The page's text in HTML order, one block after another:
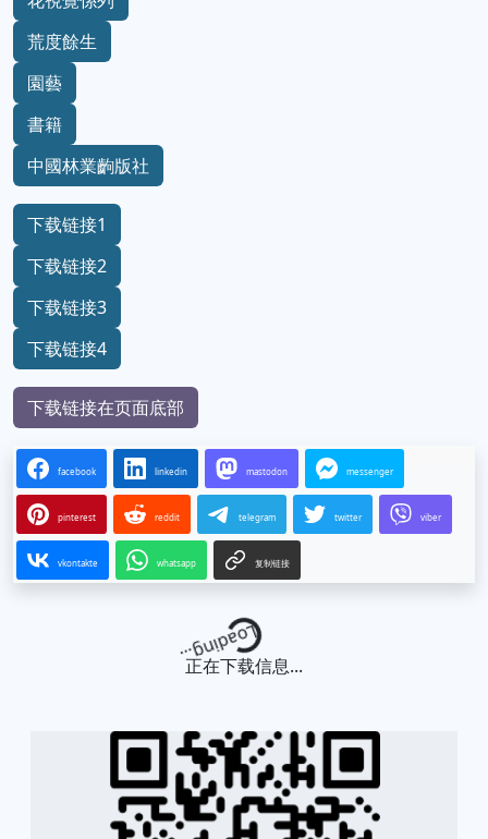
荒度餘生
園藝
書籍
中國林業齣版社
下载链接1
下载链接2
下载链接3
下载链接4
下载链接在页面底部
facebook linkedin mastodon messenger
pinterest reddit telegram twitter viber
vkontakte whatsapp 复制链接
Loading...
正在下载信息...